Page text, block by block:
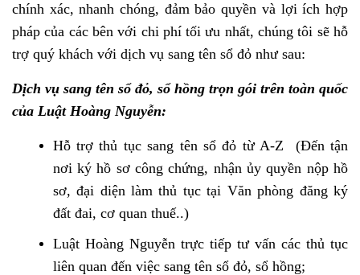
chính xác, nhanh chóng, đảm bảo quyền và lợi ích hợp
pháp của các bên với chi phí tối ưu nhất, chúng tôi sẽ hỗ
trợ quý khách với dịch vụ sang tên sổ đỏ như sau:
Dịch vụ sang tên sổ đỏ, sổ hồng trọn gói trên toàn quốc
của Luật Hoàng Nguyễn:
Hỗ trợ thủ tục sang tên sổ đỏ từ A-Z (Đến tận
nơi ký hồ sơ công chứng, nhận ủy quyền nộp hồ
sơ, đại diện làm thủ tục tại Văn phòng đăng ký
đất đai, cơ quan thuế..)
Luật Hoàng Nguyễn trực tiếp tư vấn các thủ tục
liên quan đến việc sang tên sổ đỏ, sổ hồng;